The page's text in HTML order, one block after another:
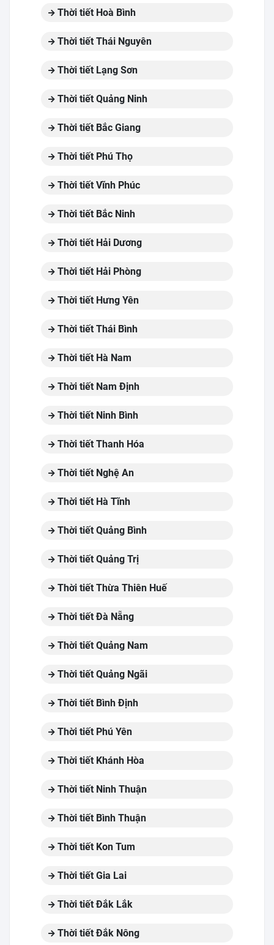
Thời tiết Hoà Bình
Thời tiết Thái Nguyên
Thời tiết Lạng Sơn
Thời tiết Quảng Ninh
Thời tiết Bắc Giang
Thời tiết Phú Thọ
Thời tiết Vĩnh Phúc
Thời tiết Bắc Ninh
Thời tiết Hải Dương
Thời tiết Hải Phòng
Thời tiết Hưng Yên
Thời tiết Thái Bình
Thời tiết Hà Nam
Thời tiết Nam Định
Thời tiết Ninh Bình
Thời tiết Thanh Hóa
Thời tiết Nghệ An
Thời tiết Hà Tĩnh
Thời tiết Quảng Bình
Thời tiết Quảng Trị
Thời tiết Thừa Thiên Huế
Thời tiết Đà Nẵng
Thời tiết Quảng Nam
Thời tiết Quảng Ngãi
Thời tiết Bình Định
Thời tiết Phú Yên
Thời tiết Khánh Hòa
Thời tiết Ninh Thuận
Thời tiết Bình Thuận
Thời tiết Kon Tum
Thời tiết Gia Lai
Thời tiết Đắk Lắk
Thời tiết Đắk Nông